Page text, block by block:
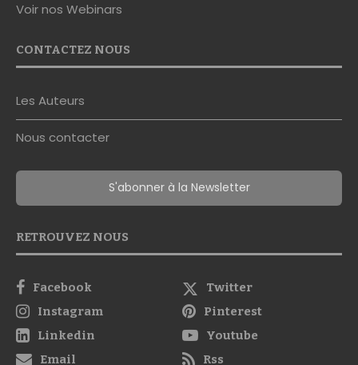
Voir nos Webinars
CONTACTEZ NOUS
Les Auteurs
Nous contacter
S'abonner à la Newsletter
RETROUVEZ NOUS
Facebook
Twitter
Instagram
Pinterest
Linkedin
Youtube
Email
Rss